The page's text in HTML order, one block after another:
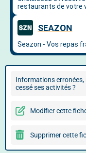
Informations
cessé ses activités ?
Modifier cette
Supprimer cette